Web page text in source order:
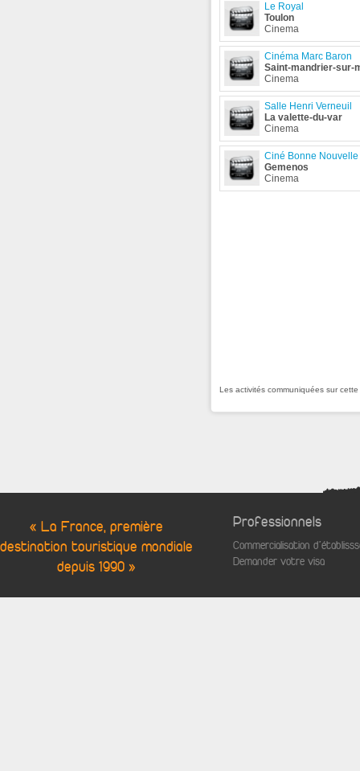
Le Royal
Toulon
Cinema
Cinéma Marc Baron
Saint-mandrier-sur-
Cinema
Salle Henri Verneuil
La valette-du-var
Cinema
Ciné Bonne
Gemenos
Cinema
Les activités communiquées sur
« La France, première
destination touristique mondiale
depuis 1990 »
Professionnels
Commercialisation
Demander votre visa